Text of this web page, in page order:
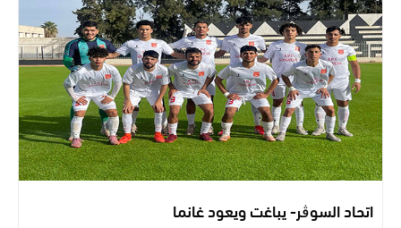
اتحاد السوڨر- يباغت ويعود غانما